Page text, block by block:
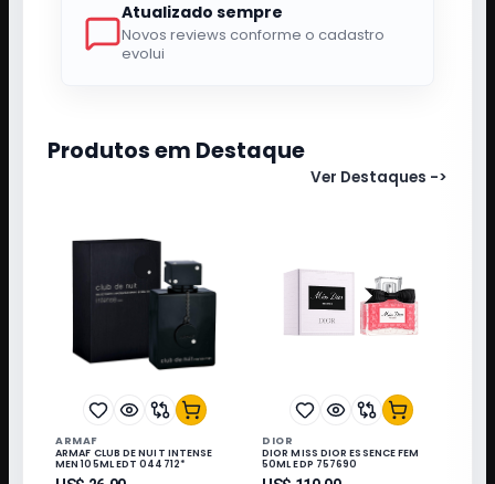
Atualizado sempre
Novos reviews conforme o cadastro
evolui
Produtos em Destaque
Ver Destaques ->
ARMAF
ARMAF CLUB DE NUIT INTENSE
MEN 105ML EDT 044712*
DIOR
DIOR MISS DIOR ESSENCE FEM
50ML EDP 757690